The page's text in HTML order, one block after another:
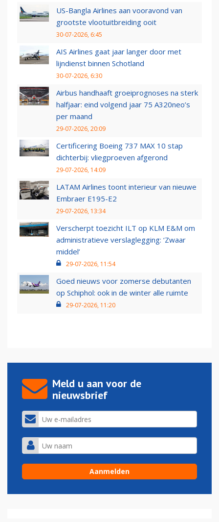
US-Bangla Airlines aan vooravond van
grootste vlootuitbreiding ooit
30-07-2026, 6:45
AIS Airlines gaat jaar langer door met
lijndienst binnen Schotland
30-07-2026, 6:30
Airbus handhaaft groeiprognoses na sterk
halfjaar: eind volgend jaar 75 A320neo’s
per maand
29-07-2026, 20:09
Certificering Boeing 737 MAX 10 stap
dichterbij: vliegproeven afgerond
29-07-2026, 14:09
LATAM Airlines toont interieur van nieuwe
Embraer E195-E2
29-07-2026, 13:34
Verscherpt toezicht ILT op KLM E&M om
administratieve verslaglegging: ‘Zwaar
middel’
29-07-2026, 11:54
Goed nieuws voor zomerse debutanten
op Schiphol: ook in de winter alle ruimte
29-07-2026, 11:20
Meld u aan voor de
nieuwsbrief